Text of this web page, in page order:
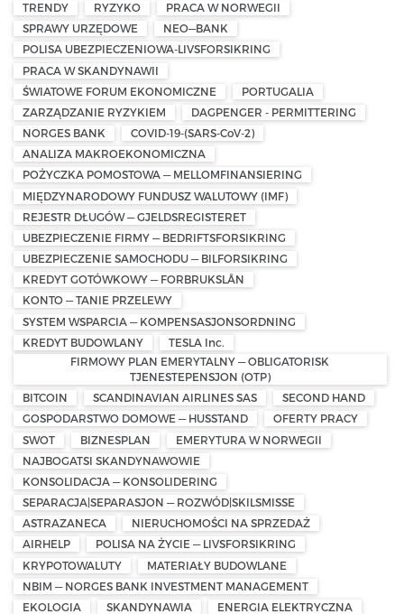
TRENDY
RYZYKO
PRACA W NORWEGII
SPRAWY URZĘDOWE
NEO—BANK
POLISA UBEZPIECZENIOWA-LIVSFORSIKRING
PRACA W SKANDYNAWII
ŚWIATOWE FORUM EKONOMICZNE
PORTUGALIA
ZARZĄDZANIE RYZYKIEM
DAGPENGER - PERMITTERING
NORGES BANK
COVID-19-(SARS-CoV-2)
ANALIZA MAKROEKONOMICZNA
POŻYCZKA POMOSTOWA — MELLOMFINANSIERING
MIĘDZYNARODOWY FUNDUSZ WALUTOWY (IMF)
REJESTR DŁUGÓW — GJELDSREGISTERET
UBEZPIECZENIE FIRMY — BEDRIFTSFORSIKRING
UBEZPIECZENIE SAMOCHODU — BILFORSIKRING
KREDYT GOTÓWKOWY — FORBRUKSLÅN
KONTO — TANIE PRZELEWY
SYSTEM WSPARCIA — KOMPENSASJONSORDNING
KREDYT BUDOWLANY
TESLA Inc.
FIRMOWY PLAN EMERYTALNY — OBLIGATORISK
TJENESTEPENSJON (OTP)
BITCOIN
SCANDINAVIAN AIRLINES SAS
SECOND HAND
GOSPODARSTWO DOMOWE — HUSSTAND
OFERTY PRACY
SWOT
BIZNESPLAN
EMERYTURA W NORWEGII
NAJBOGATSI SKANDYNAWOWIE
KONSOLIDACJA — KONSOLIDERING
SEPARACJA|SEPARASJON — ROZWÓD|SKILSMISSE
ASTRAZANECA
NIERUCHOMOŚCI NA SPRZEDAŻ
AIRHELP
POLISA NA ŻYCIE — LIVSFORSIKRING
KRYPOTOWALUTY
MATERIAŁY BUDOWLANE
NBIM — NORGES BANK INVESTMENT MANAGEMENT
EKOLOGIA
SKANDYNAWIA
ENERGIA ELEKTRYCZNA